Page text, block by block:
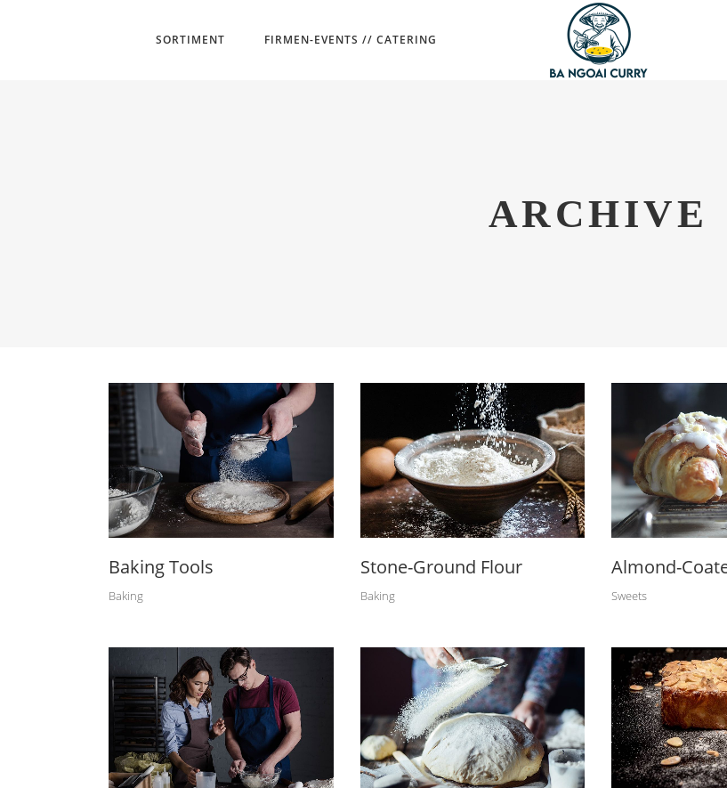
SORTIMENT FIRMEN-EVENTS // CATERING
ARCHIVE
Baking Tools
Baking
Stone-Ground Flour
Baking
Almond-
Sweets